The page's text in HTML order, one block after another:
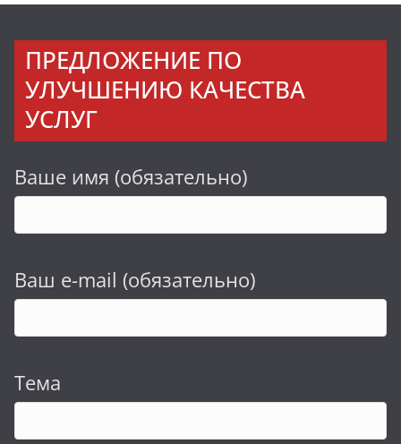
ПРЕДЛОЖЕНИЕ ПО
УЛУЧШЕНИЮ КАЧЕСТВА
УСЛУГ
Ваше имя (обязательно)
Ваш e-mail (обязательно)
Тема